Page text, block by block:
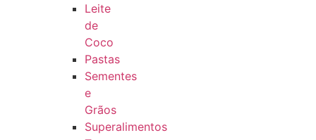
Leite
de
Coco
Pastas
Sementes
e
Grãos
Superalimentos